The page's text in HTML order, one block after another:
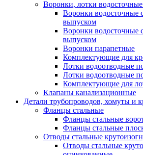
Воронки, лотки
Воронки водосточные
выпуском
Воронки водосточные
выпуском
Воронки парапетные
Комплектующие для
Лотки водоотводные
Лотки водоотводные
Комплектующие для
Клапаны канализационные
Детали трубопроводов, хомуты и
Фланцы стальные
Фланцы стальные
Фланцы стальные
Отводы стальные
Отводы стальные